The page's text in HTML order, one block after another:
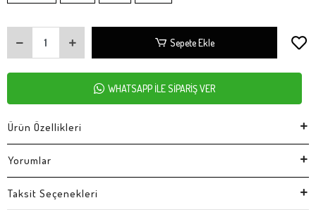
Sepete Ekle
WHATSAPP İLE SİPARİŞ VER
Ürün Özellikleri
Yorumlar
Taksit Seçenekleri